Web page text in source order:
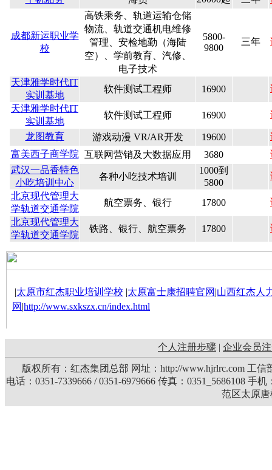
成都新运职业学
校
高铁乘务、轨道运输仓储
物流、轨道交通机电维修
管理、安检地勤（海陆
空）、学前教育、汽修、
电子技术
5800-
9800
三年
天津雅学时代IT
实训基地
软件测试工程师 16900
天津雅学时代IT
实训基地
软件测试工程师 16900
龙图教育 游戏动漫 VR/AR开发 19600
富美西子商学院 互联网营销及大数据应用 3680
武汉一品香特色
小吃培训中心
各种小吃技术培训
1000到
5800
北京现代管理大
学轨道交通学院
航空票务、银行 17800
北京现代管理大
学轨道交通学院
铁路、银行、航空票务 17800
|太原市红杰职业培训学校 |太原富士康招聘官网 |山西红杰人
网 |http://www.sxkszx.cn/index.html
个人注册步骤 | 企业会员
版权所有：红杰集团总部 网址：http://www.hjrlrc.com 工信
电话：0351-7339666 / 0351-6979666 传真：0351_5686108 手
范区太原